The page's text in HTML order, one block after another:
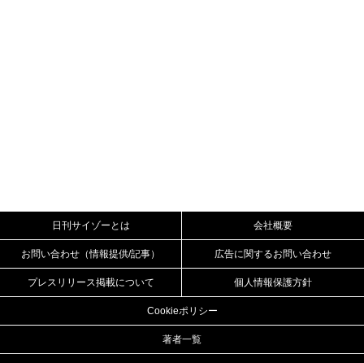
日刊サイゾーとは 会社概要
お問い合わせ（情報提供/記事） 広告に関するお問い合わせ
プレスリリース掲載について 個人情報保護方針
Cookieポリシー
著者一覧